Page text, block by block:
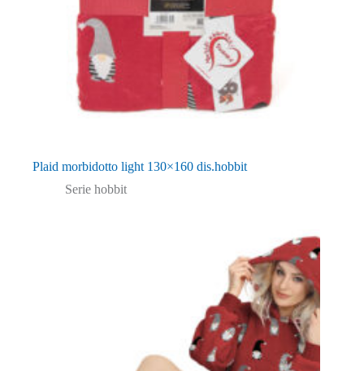
Plaid morbidotto light 130×160 dis.hobbit
Serie hobbit